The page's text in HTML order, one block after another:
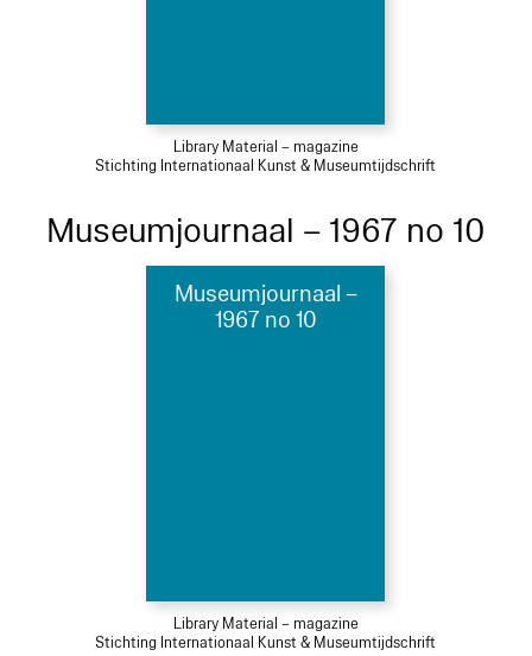
Library Material – magazine
Stichting Internationaal Kunst & Museumtijdschrift
Museumjournaal – 1967 no 10
Museumjournaal –
1967 no 10
Library Material – magazine
Stichting Internationaal Kunst & Museumtijdschrift